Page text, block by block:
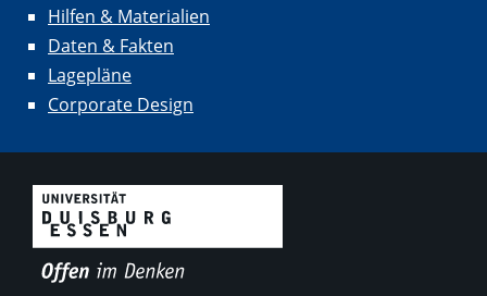
Hilfen & Materialien
Daten & Fakten
Lagepläne
Corporate Design